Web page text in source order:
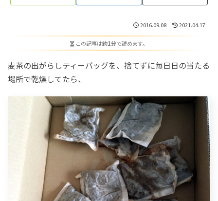
2016.09.08 2021.04.17
この記事は約1分で読めます。
麦茶の出がらしティーバッグを、捨てずに毎日日の当たる
場所で乾燥してたら、